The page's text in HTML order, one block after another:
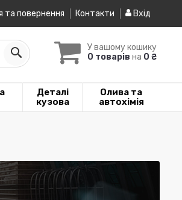
та повернення Контакти Вхід
У вашому кошику
0 товарів на 0 ₴
Деталі
кузова
Олива та
автохімія